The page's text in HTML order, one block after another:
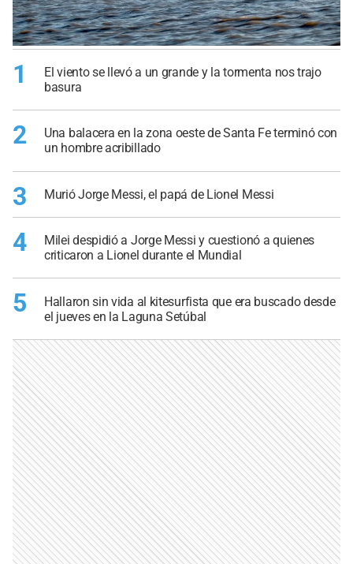
1
El viento se llevó a un grande y la tormenta nos trajo
basura
2
Una balacera en la zona oeste de Santa Fe terminó con
un hombre acribillado
3 Murió Jorge Messi, el papá de Lionel Messi
4
Milei despidió a Jorge Messi y cuestionó a quienes
criticaron a Lionel durante el Mundial
5
Hallaron sin vida al kitesurfista que era buscado desde
el jueves en la Laguna Setúbal